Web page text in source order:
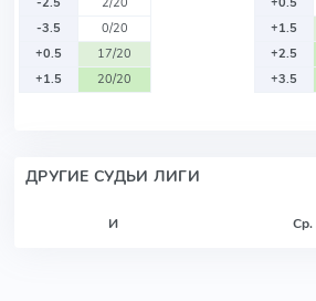
-3.5
0/20
+0.5
17/20
+1.5
20/20
+1.5
+2.5
+3.5
ДРУГИЕ СУДЬИ ЛИГИ
И